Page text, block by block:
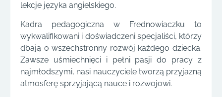
lekcje języka angielskiego.
Kadra pedagogiczna w Frednowiaczku to
wykwalifikowani i doświadczeni specjaliści, którzy
dbają o wszechstronny rozwój każdego dziecka.
Zawsze uśmiechnięci i pełni pasji do pracy z
najmłodszymi, nasi nauczyciele tworzą przyjazną
atmosferę sprzyjającą nauce i rozwojowi.